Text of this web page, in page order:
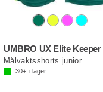
Målvaktsshorts junior
30+ i lager